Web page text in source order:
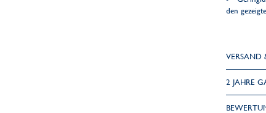
den
VERSAND
2 JAHRE